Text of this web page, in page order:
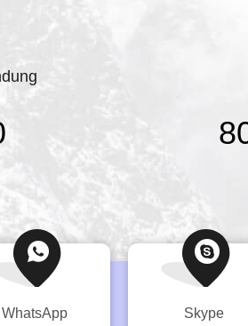
Verkauf unserer
WhatsApp Skype